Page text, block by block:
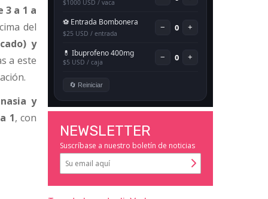
3 a 1 a
del
y
a este
y
1, con
NEWSLETTER
Suscríbase a nuestro boletín de noticias